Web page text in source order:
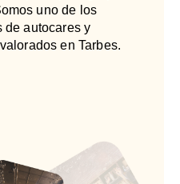
uno de los
de autocares y
en Tarbes.